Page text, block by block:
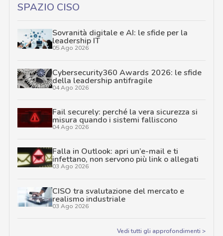
SPAZIO CISO
Sovranità digitale e AI: le sfide per la
leadership IT
05 Ago 2026
Cybersecurity360 Awards 2026: le sfide
della leadership antifragile
04 Ago 2026
Fail securely: perché la vera sicurezza si
misura quando i sistemi falliscono
04 Ago 2026
Falla in Outlook: apri un’e-mail e ti
infettano, non servono più link o allegati
03 Ago 2026
CISO tra svalutazione del mercato e
realismo industriale
03 Ago 2026
Vedi tutti gli approfondimenti >